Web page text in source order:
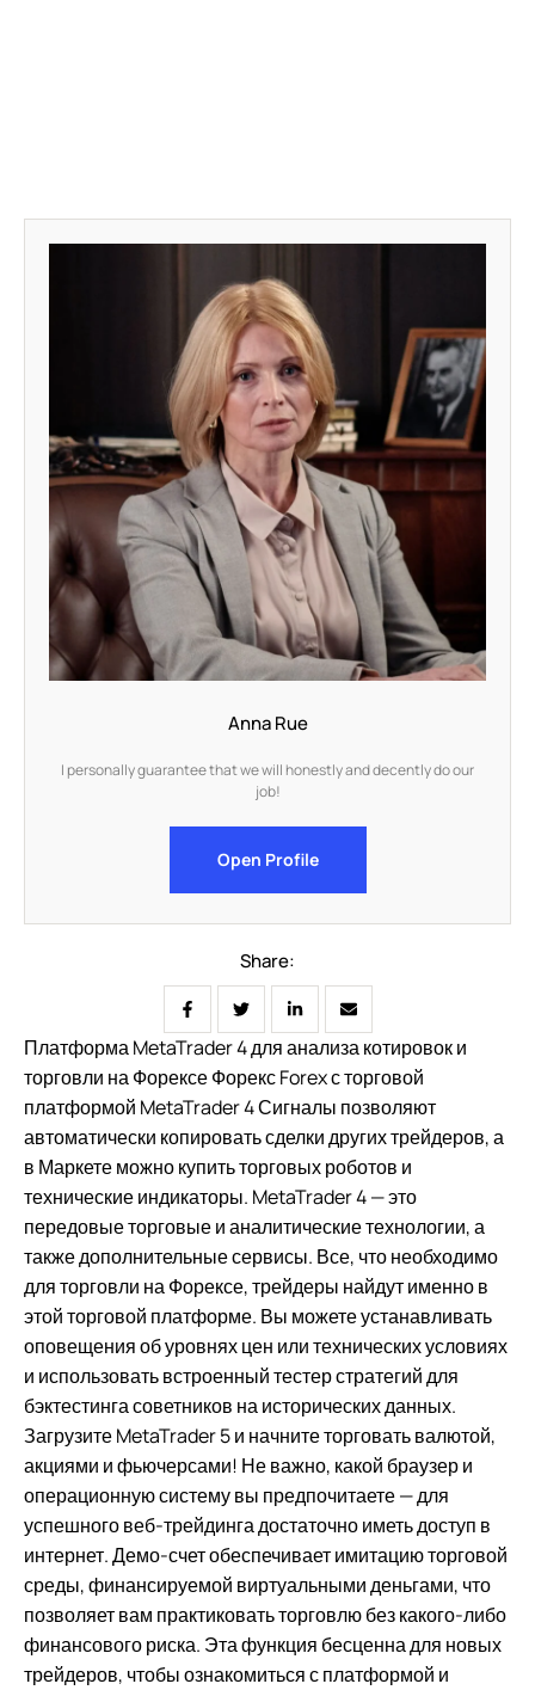
Anna Rue
I personally guarantee that we will honestly and decently do our
job!
Open Profile
Share:
Платформа MetaTrader 4 для анализа котировок и
торговли на Форексе Форекс Forex с торговой
платформой MetaTrader 4 Сигналы позволяют
автоматически копировать сделки других трейдеров, а
в Маркете можно купить торговых роботов и
технические индикаторы. MetaTrader 4 — это
передовые торговые и аналитические технологии, а
также дополнительные сервисы. Все, что необходимо
для торговли на Форексе, трейдеры найдут именно в
этой торговой платформе. Вы можете устанавливать
оповещения об уровнях цен или технических условиях
и использовать встроенный тестер стратегий для
бэктестинга советников на исторических данных.
Загрузите MetaTrader 5 и начните торговать валютой,
акциями и фьючерсами! Не важно, какой браузер и
операционную систему вы предпочитаете — для
успешного веб-трейдинга достаточно иметь доступ в
интернет. Демо-счет обеспечивает имитацию торговой
среды, финансируемой виртуальными деньгами, что
позволяет вам практиковать торговлю без какого-либо
финансового риска. Эта функция бесценна для новых
трейдеров, чтобы ознакомиться с платформой и